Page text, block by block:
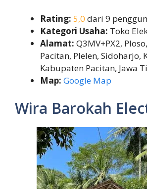
Rating: 5,0 dari 9
Kategori Usaha: Toko
Alamat: Q3MV+PX2,
Pacitan, Plelen, Sidoharjo,
Kabupaten Pacitan, Jawa
Map: Google Map
Wira Barokah